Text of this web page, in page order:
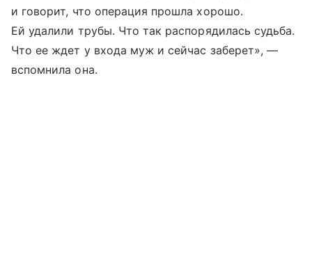
и говорит, что операция прошла хорошо.
Ей удалили трубы. Что так распорядилась судьба.
Что ее ждет у входа муж и сейчас заберет», —
вспомнила она.